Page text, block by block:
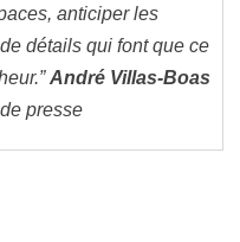
anticiper les
détails qui font que ce
André Villas-Boas
presse